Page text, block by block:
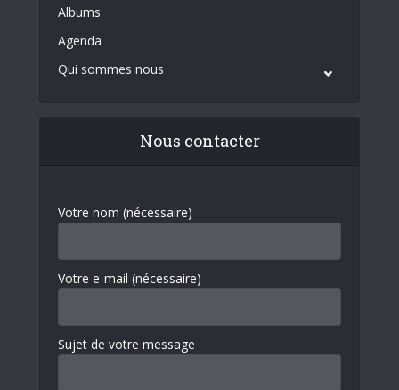
Albums
Agenda
Qui sommes nous
Nous contacter
Votre nom (nécessaire)
Votre e-mail (nécessaire)
Sujet de votre message